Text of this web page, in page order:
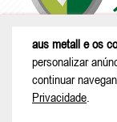
aus metall e os
personalizar
continuar
Privacidade